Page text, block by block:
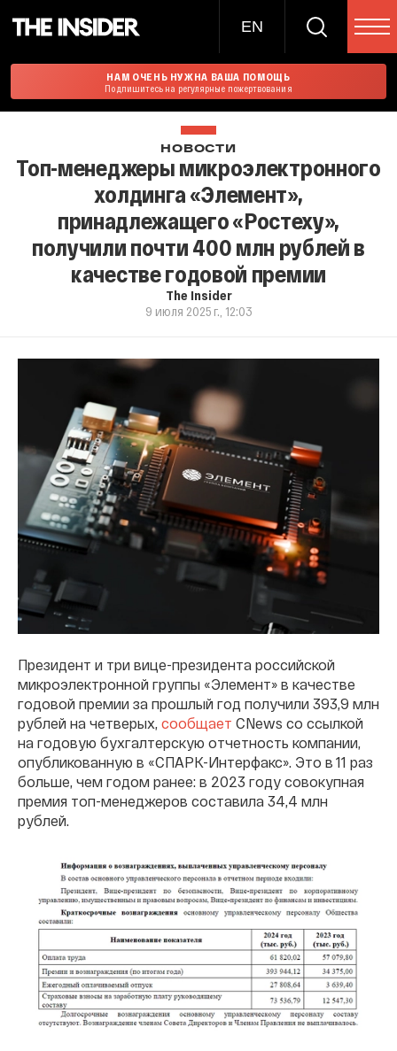
EN
НАМ ОЧЕНЬ НУЖНА ВАША ПОМОЩЬ
Подпишитесь на регулярные пожертвования
НОВОСТИ
Топ-менеджеры микроэлектронного
холдинга «Элемент»,
принадлежащего «Ростеху»,
получили почти 400 млн рублей в
качестве годовой премии
The Insider
9 июля 2025 г., 12:03
Президент и три вице-президента российской
микроэлектронной группы «Элемент» в качестве
годовой премии за прошлый год получили 393,9 млн
рублей на четверых, сообщает CNews со ссылкой
на годовую бухгалтерскую отчетность компании,
опубликованную в «СПАРК-Интерфакс». Это в 11 раз
больше, чем годом ранее: в 2023 году совокупная
премия топ-менеджеров составила 34,4 млн
рублей.